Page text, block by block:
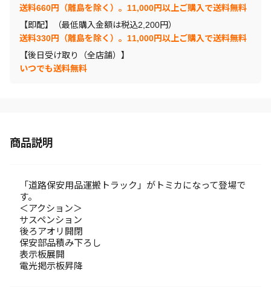
送料660円（離島を除く）。11,000円以上ご購入で送料無料
【即配】（最低購入金額は税込2,200円）
送料330円（離島を除く）。11,000円以上ご購入で送料無料
【後日受け取り（全店舗）】
いつでも送料無料
商品説明
「道路保安用品運搬トラック」がトミカになって登場で
す。
＜アクション＞
サスペンション
後ろアオリ開閉
保安部品積み下ろし
表示板展開
電光掲示板昇降